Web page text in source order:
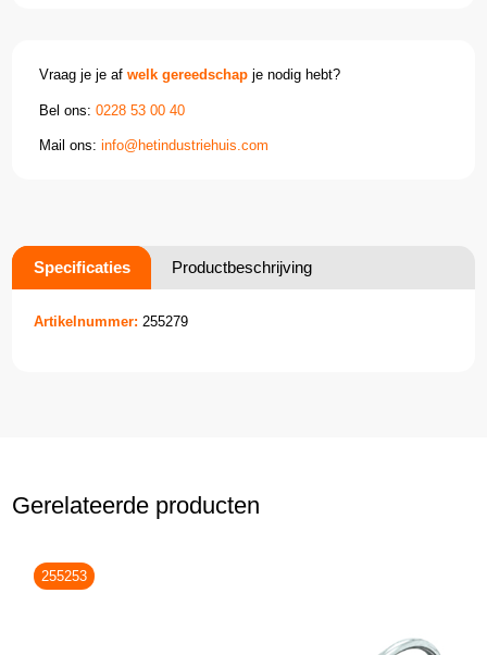
Vraag je je afwelk gereedschap je nodig hebt?
Bel ons:0228 53 00 40
Mail ons:info@hetindustriehuis.com
Specificaties Productbeschrijving
Artikelnummer: 255279
Gerelateerde producten
255253